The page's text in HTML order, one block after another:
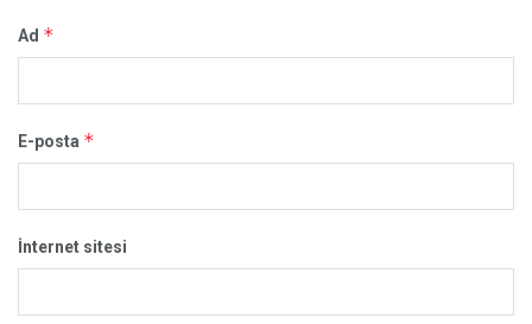
Ad *
E-posta *
İnternet sitesi